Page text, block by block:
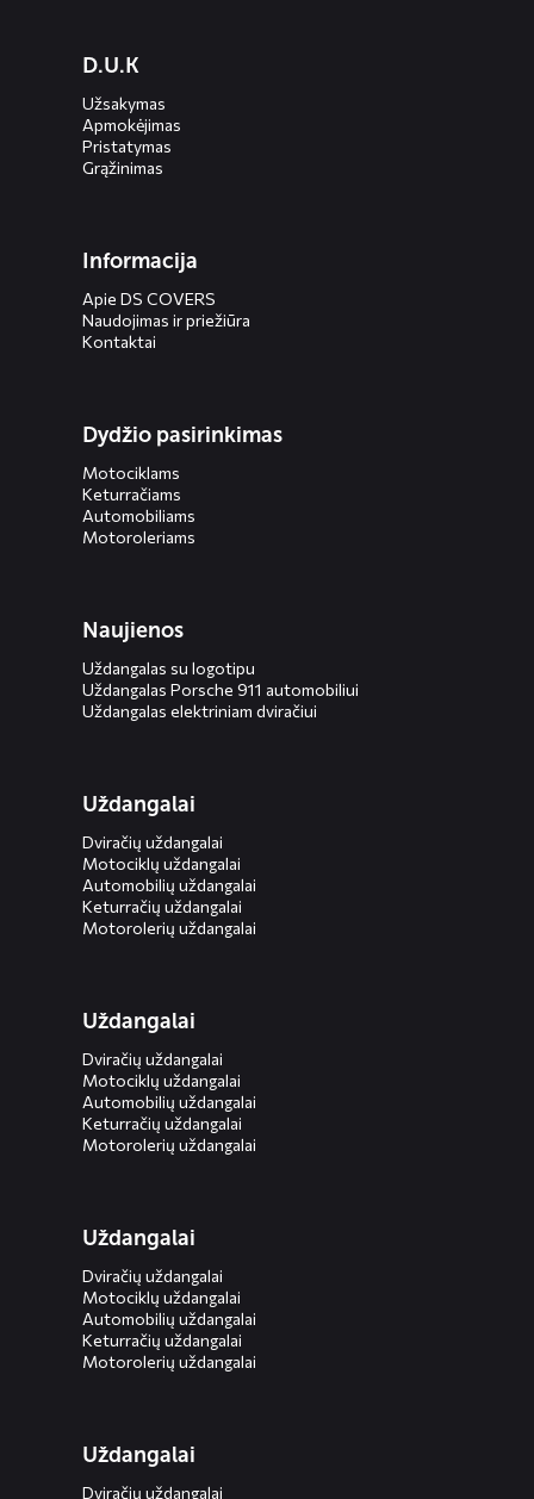
menusD.U.K
Užsakymas
Apmokėjimas
Pristatymas
Grąžinimas
Informacija
Apie DS COVERS
Naudojimas ir priežiūra
Kontaktai
Dydžio pasirinkimas
Motociklams
Keturračiams
Automobiliams
Motoroleriams
Naujienos
Uždangalas su logotipu
Uždangalas Porsche 911 automobiliui
Uždangalas elektriniam dviračiui
Uždangalai
Dviračių uždangalai
Motociklų uždangalai
Automobilių uždangalai
Keturračių uždangalai
Motorolerių uždangalai
Uždangalai
Dviračių uždangalai
Motociklų uždangalai
Automobilių uždangalai
Keturračių uždangalai
Motorolerių uždangalai
Uždangalai
Dviračių uždangalai
Motociklų uždangalai
Automobilių uždangalai
Keturračių uždangalai
Motorolerių uždangalai
Uždangalai
Dviračių uždangalai